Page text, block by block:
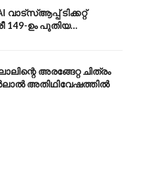
ടിക്കറ്റ്
149-ഉം പുതിയ
അരങ്ങേറ്റ ചിത്രം
അതിഥിവേഷത്തിൽ